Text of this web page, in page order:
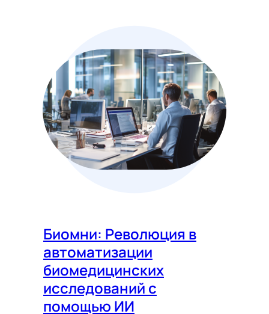
Биомни: Революция в
автоматизации
биомедицинских
исследований с
помощью ИИ